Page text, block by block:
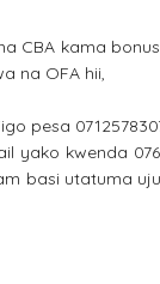
CBA kama
na OFA hii,
pesa
kwenda
basi utatuma